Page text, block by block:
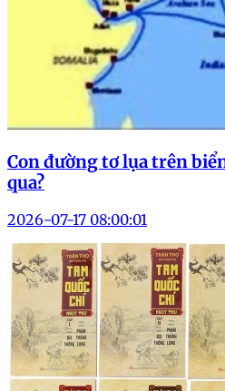
Con đường tơ lụa trên
qua?
2026-07-17 08:00:01